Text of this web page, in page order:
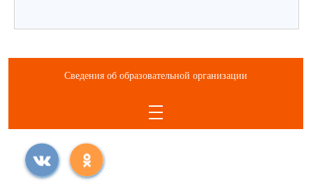
Сведения об образовательной организации